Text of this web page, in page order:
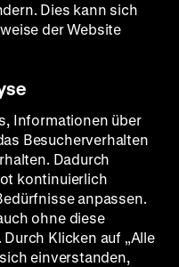
Sigrun Köhler
So steht es auf
die wie keine
einen
21“. Der Plan
der
macht seit 15 Jahren
Kosten. Eine
ist auf den Plan
ist umgepflügt.
Dies kann sich
der Website
Informationen über
Besucherverhalten
Dadurch
kontinuierlich
anpassen.
ohne diese
Klicken auf „Alle
einverstanden,